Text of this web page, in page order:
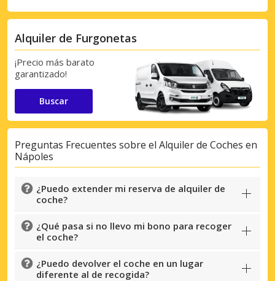
Alquiler de Furgonetas
¡Precio más barato
garantizado!
Buscar
Preguntas Frecuentes sobre el Alquiler de Coches en
Nápoles
¿Puedo extender mi reserva de alquiler de
coche?
¿Qué pasa si no llevo mi bono para recoger
el coche?
¿Puedo devolver el coche en un lugar
diferente al de recogida?
Descuentos especiales
Accede a ofertas exclusivas de nuestros